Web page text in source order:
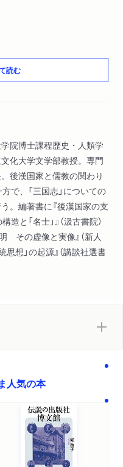
読む
院博士課程歴史・人類学
化大学文学部教授。専門
後漢国家と儒教の関わり
で、「三国志」についての
。編著書に『後漢国家の支
造と「名士」』（汲古書院）
明 その虚像と実像』（新人
思想」の起源』（講談社選書
人気の本